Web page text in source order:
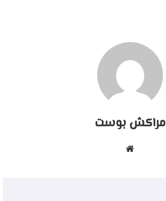
مراكش بوست